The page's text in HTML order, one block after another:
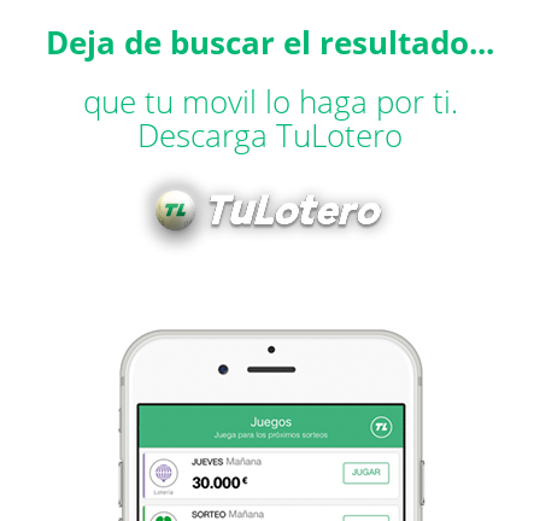
Deja de buscar el resultado...
que tu movil lo haga por ti.
Descarga TuLotero